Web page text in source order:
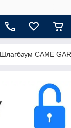
Шлагбаум CAME